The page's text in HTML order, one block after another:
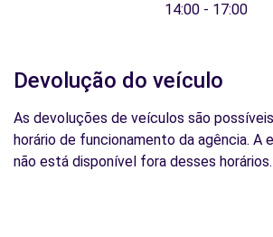
14:00 - 17:00
Devolução do veículo
As devoluções de veículos são
horário de funcionamento da agência. A
não está disponível fora desses horários.